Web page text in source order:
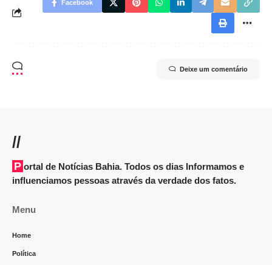
Facebook
Deixe um comentário
//
Portal de Notícias Bahia. Todos os dias Informamos e
influenciamos pessoas através da verdade dos fatos.
Menu
Home
Política